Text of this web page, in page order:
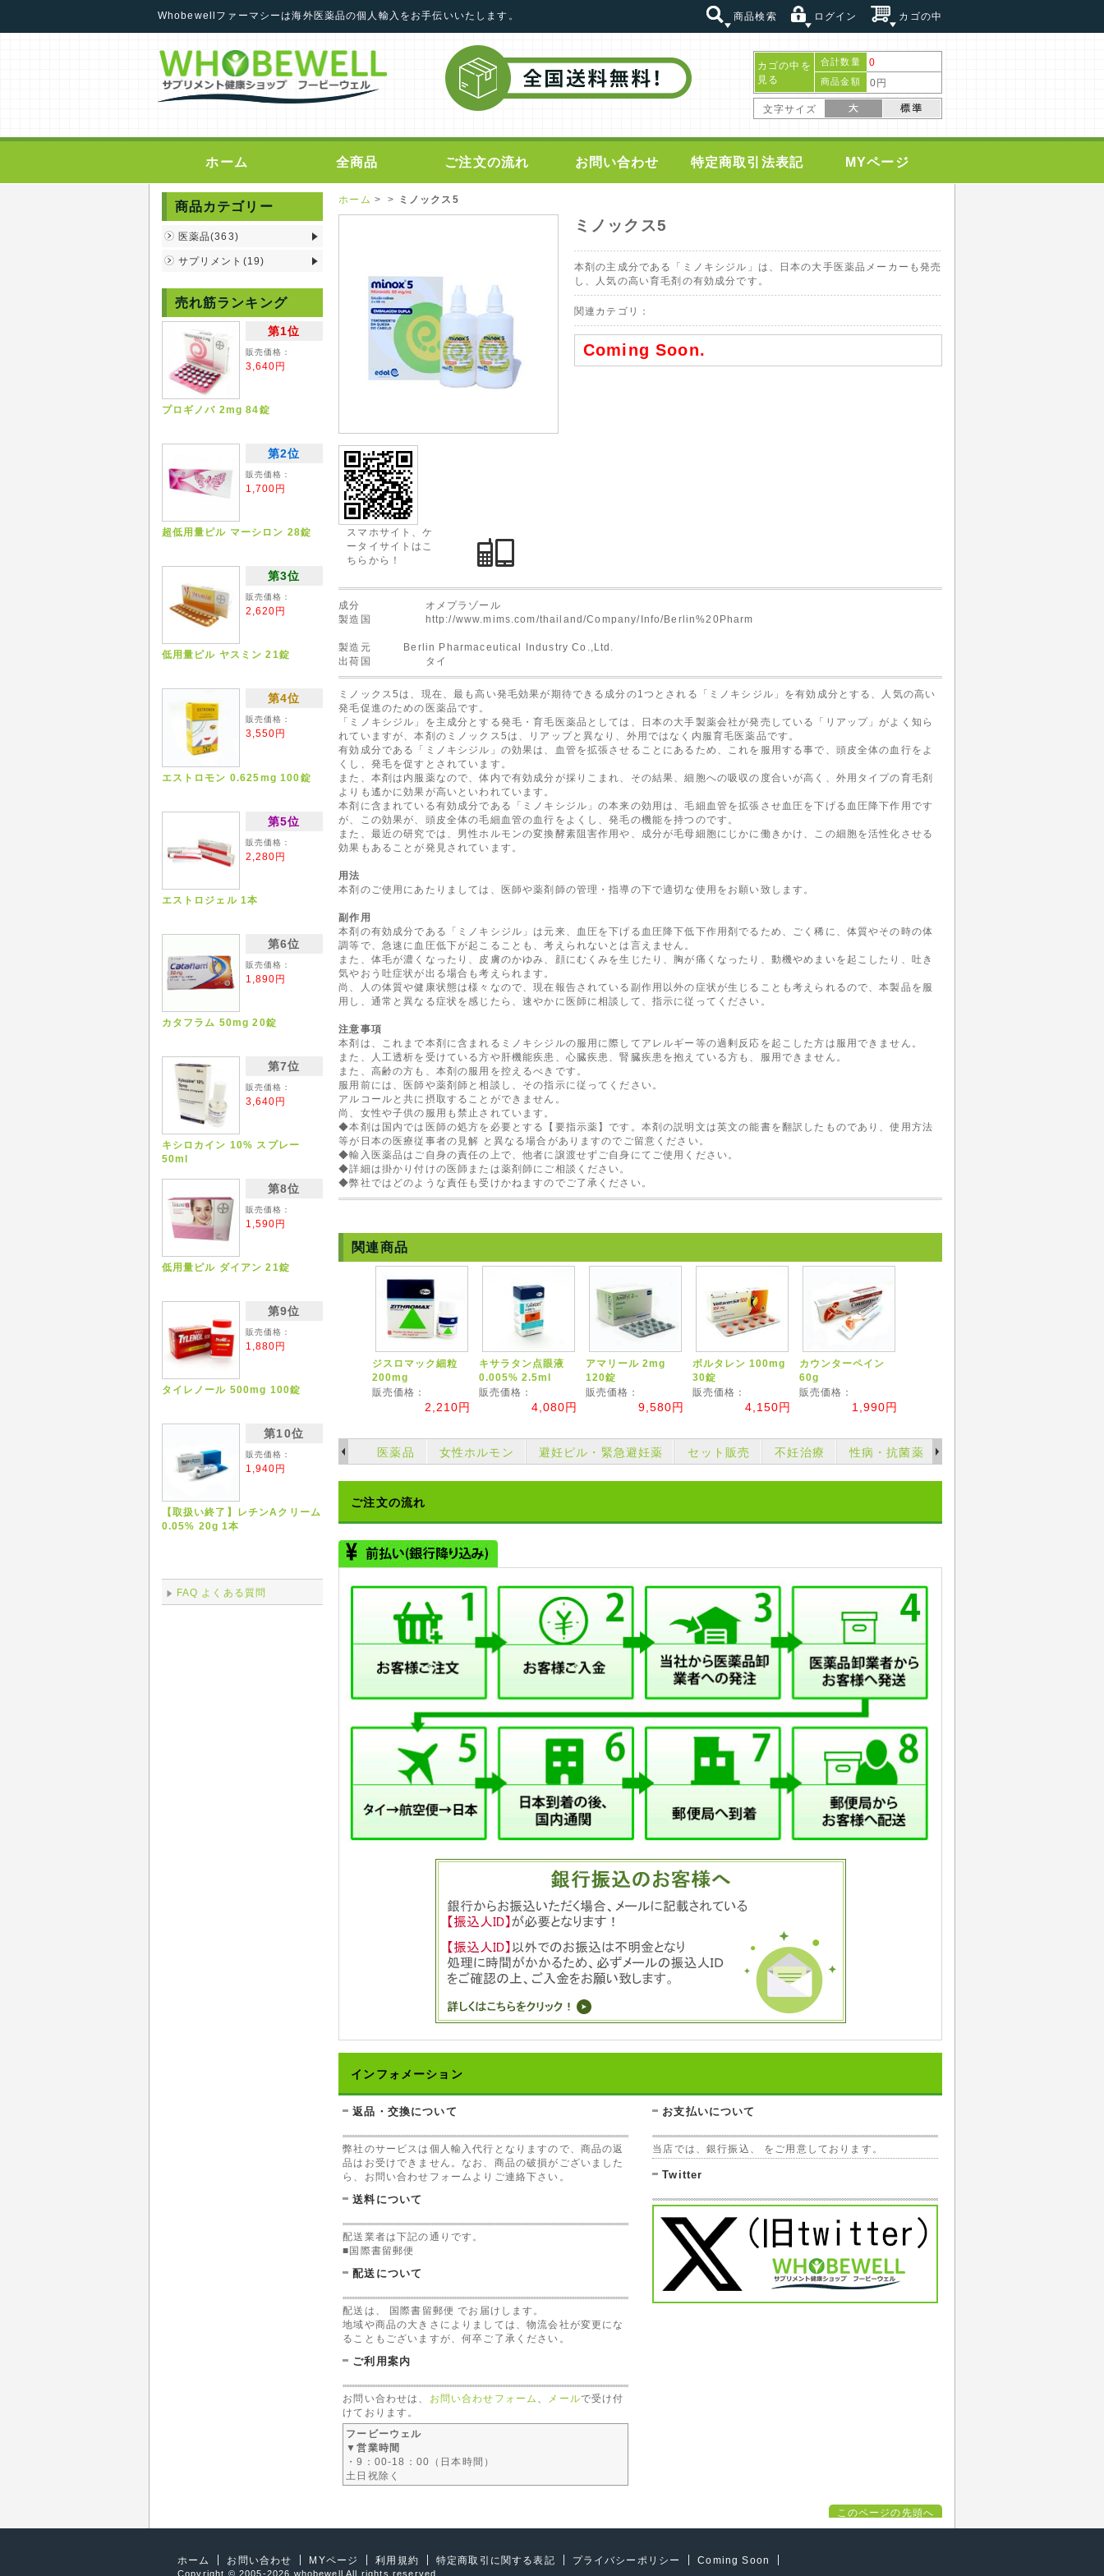
Whobewellファーマシーは海外医薬品の個人輸入をお手伝いいたします。 商品検索 ログイン カゴの中
カゴの中を
見る
合計数量 0
商品金額 0円
文字サイズ
ホーム 全商品 ご注文の流れ お問い合わせ 特定商取引法表記 MYページ
ホーム > > ミノックス5
スマホサイト、ケ
ータイサイトはこ
ちらから！
ミノックス5
本剤の主成分である「ミノキシジル」は、日本の大手医薬品メーカーも発売
し、人気の高い育毛剤の有効成分です。
関連カテゴリ：
Coming Soon.
成分 オメプラゾール
製造国 http://www.mims.com/thailand/Company/Info/Berlin%20Pharm
製造元 Berlin Pharmaceutical Industry Co.,Ltd.
出荷国 タイ
ミノックス5は、現在、最も高い発毛効果が期待できる成分の1つとされる「ミノキシジル」を有効成分とする、人気の高い
発毛促進のための医薬品です。
「ミノキシジル」を主成分とする発毛・育毛医薬品としては、日本の大手製薬会社が発売している「リアップ」がよく知ら
れていますが、本剤のミノックス5は、リアップと異なり、外用ではなく内服育毛医薬品です。
有効成分である「ミノキシジル」の効果は、血管を拡張させることにあるため、これを服用する事で、頭皮全体の血行をよ
くし、発毛を促すとされています。
また、本剤は内服薬なので、体内で有効成分が採りこまれ、その結果、細胞への吸収の度合いが高く、外用タイプの育毛剤
よりも遙かに効果が高いといわれています。
本剤に含まれている有効成分である「ミノキシジル」の本来の効用は、毛細血管を拡張させ血圧を下げる血圧降下作用です
が、この効果が、頭皮全体の毛細血管の血行をよくし、発毛の機能を持つのです。
また、最近の研究では、男性ホルモンの変換酵素阻害作用や、成分が毛母細胞にじかに働きかけ、この細胞を活性化させる
効果もあることが発見されています。
用法
本剤のご使用にあたりましては、医師や薬剤師の管理・指導の下で適切な使用をお願い致します。
副作用
本剤の有効成分である「ミノキシジル」は元来、血圧を下げる血圧降下低下作用剤でるため、ごく稀に、体質やその時の体
調等で、急速に血圧低下が起こることも、考えられないとは言えません。
また、体毛が濃くなったり、皮膚のかゆみ、顔にむくみを生じたり、胸が痛くなったり、動機やめまいを起こしたり、吐き
気やおう吐症状が出る場合も考えられます。
尚、人の体質や健康状態は様々なので、現在報告されている副作用以外の症状が生じることも考えられるので、本製品を服
用し、通常と異なる症状を感じたら、速やかに医師に相談して、指示に従ってください。
注意事項
本剤は、これまで本剤に含まれるミノキシジルの服用に際してアレルギー等の過剰反応を起こした方は服用できません。
また、人工透析を受けている方や肝機能疾患、心臓疾患、腎臓疾患を抱えている方も、服用できません。
また、高齢の方も、本剤の服用を控えるべきです。
服用前には、医師や薬剤師と相談し、その指示に従ってください。
アルコールと共に摂取することができません。
尚、女性や子供の服用も禁止されています。
◆本剤は国内では医師の処方を必要とする【要指示薬】です。本剤の説明文は英文の能書を翻訳したものであり、使用方法
等が日本の医療従事者の見解 と異なる場合がありますのでご留意ください。
◆輸入医薬品はご自身の責任の上で、他者に譲渡せずご自身にてご使用ください。
◆詳細は掛かり付けの医師または薬剤師にご相談ください。
◆弊社ではどのような責任も受けかねますのでご了承ください。
関連商品
ジスロマック細粒
200mg
販売価格：
2,210円
キサラタン点眼液
0.005% 2.5ml
販売価格：
4,080円
アマリール 2mg
120錠
販売価格：
9,580円
ボルタレン 100mg
30錠
販売価格：
4,150円
カウンターペイン
60g
販売価格：
1,990円
医薬品 女性ホルモン 避妊ピル・緊急避妊薬 セット販売 不妊治療 性病・抗菌薬
ご注文の流れ
インフォメーション
返品・交換について
弊社のサービスは個人輸入代行となりますので、商品の返
品はお受けできません。なお、商品の破損がございました
ら、お問い合わせフォームよりご連絡下さい。
送料について
配送業者は下記の通りです。
■国際書留郵便
配送について
配送は、 国際書留郵便 でお届けします。
地域や商品の大きさによりましては、物流会社が変更にな
ることもございますが、何卒ご了承ください。
ご利用案内
お問い合わせは、 お問い合わせフォーム メールで受け付
けております。
フービーウェル
▼営業時間
・9：00-18：00（日本時間）
土日祝除く
お支払いについて
当店では、銀行振込、 をご用意しております。
Twitter
商品カテゴリー
医薬品(363)
サプリメント(19)
売れ筋ランキング
第1位
販売価格：
3,640円
プロギノバ 2mg 84錠
第2位
販売価格：
1,700円
超低用量ピル マーシロン 28錠
第3位
販売価格：
2,620円
低用量ピル ヤスミン 21錠
第4位
販売価格：
3,550円
エストロモン 0.625mg 100錠
第5位
販売価格：
2,280円
エストロジェル 1本
第6位
販売価格：
1,890円
カタフラム 50mg 20錠
第7位
販売価格：
3,640円
キシロカイン 10% スプレー
50ml
第8位
販売価格：
1,590円
低用量ピル ダイアン 21錠
第9位
販売価格：
1,880円
タイレノール 500mg 100錠
第10位
販売価格：
1,940円
【取扱い終了】レチンAクリーム
0.05% 20g 1本
FAQ よくある質問
このページの先頭へ
ホーム お問い合わせ MYページ 利用規約 特定商取引に関する表記 プライバシーポリシー Coming Soon
Copyright © 2005-2026 whobewell All rights reserved.